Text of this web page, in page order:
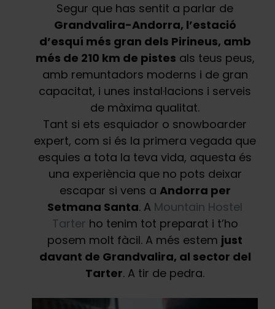
Segur que has sentit a parlar de
Grandvalira-Andorra, l’estació
d’esquí més gran dels Pirineus, amb
més de 210 km de pistes als teus peus,
amb remuntadors moderns i de gran
capacitat, i unes instal·lacions i serveis
de màxima qualitat.
Tant si ets esquiador o snowboarder
expert, com si és la primera vegada que
esquies a tota la teva vida, aquesta és
una experiència que no pots deixar
escapar si vens a Andorra per
Setmana Santa. A Mountain Hostel
Tarter ho tenim tot preparat i t’ho
posem molt fàcil. A més estem just
davant de Grandvalira, al sector del
Tarter. A tir de pedra.